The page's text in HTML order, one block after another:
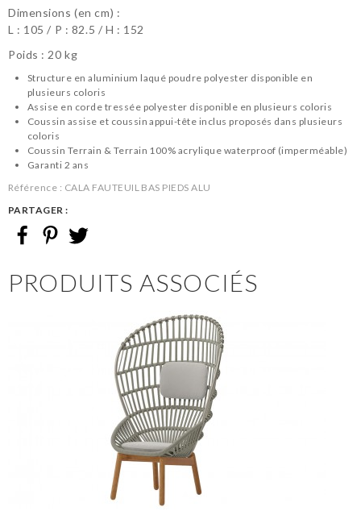
Dimensions (en cm) :
L : 105 P : 82.5 H : 152
Poids : 20 kg
Structure en aluminium laqué poudre polyester disponible en
plusieurs coloris
Assise en corde tressée polyester disponible en plusieurs coloris
Coussin assise et coussin appui-tête inclus proposés dans plusieurs
coloris
Coussin Terrain & Terrain 100% acrylique waterproof (imperméable)
Garanti 2 ans
Référence : CALA FAUTEUIL BAS PIEDS ALU
PARTAGER :
PRODUITS ASSOCIÉS